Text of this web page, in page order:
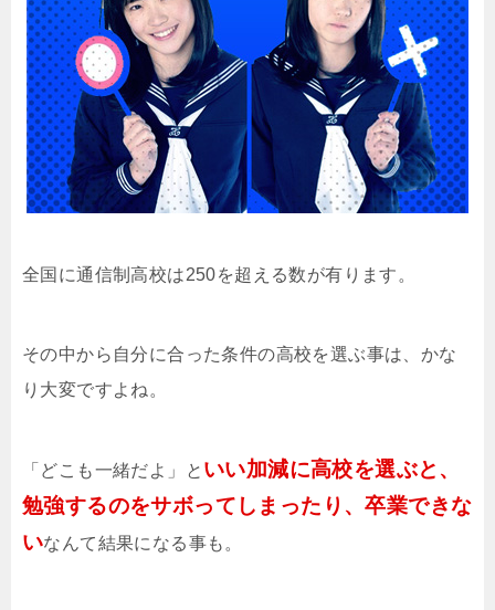
全国に通信制高校は250を超える数が有ります。
その中から自分に合った条件の高校を選ぶ事は、かな
り大変ですよね。
「どこも一緒だよ」と いい加減に高校を選ぶと、
勉強するのをサボってしまったり、卒業できな
いなんて結果になる事も。